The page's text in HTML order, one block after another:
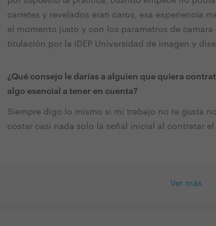
carretes y revelados eran caros, esa experiencia
el momento justo y con los parametros de
titulación por la IDEP Universidad de imagen y
¿Qué consejo le darías a alguien que quiera
algo esencial a tener en cuenta?
Siempre digo lo mismo si mi trabajo no te gusta
costar casi nada solo la señal inicial al contratar el
Ver más